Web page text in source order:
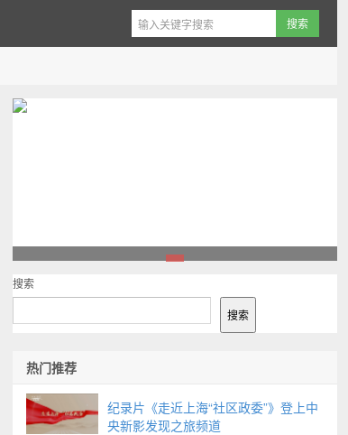
搜索
搜索
热门推荐
纪录片《走近上海“社区政委”》登上中
央新影发现之旅频道